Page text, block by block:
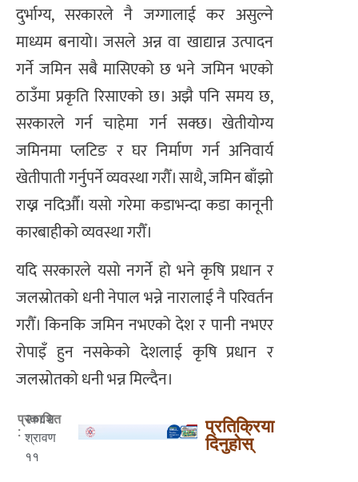
दुर्भाग्य, सरकारले नै जग्गालाई कर असुल्ने
माध्यम बनायो। जसले अन्न वा खाद्यान्न उत्पादन
गर्ने जमिन सबै मासिएको छ भने जमिन भएको
ठाउँमा प्रकृति रिसाएको छ। अझै पनि समय छ,
सरकारले गर्न चाहेमा गर्न सक्छ। खेतीयोग्य
जमिनमा प्लटिङ र घर निर्माण गर्न अनिवार्य
खेतीपाती गर्नुपर्ने व्यवस्था गरौँ। साथै, जमिन बाँझो
राख्न नदिऔँ। यसो गरेमा कडाभन्दा कडा कानूनी
कारबाहीको व्यवस्था गरौँ।
यदि सरकारले यसो नगर्ने हो भने कृषि प्रधान र
जलस्रोतको धनी नेपाल भन्ने नारालाई नै परिवर्तन
गरौँ। किनकि जमिन नभएको देश र पानी नभएर
रोपाइँ हुन नसकेको देशलाई कृषि प्रधान र
जलस्रोतको धनी भन्न मिल्दैन।
प्रकाशित
:
२०८२
श्रावण
११
प्रतिक्रिया
दिनुहोस्